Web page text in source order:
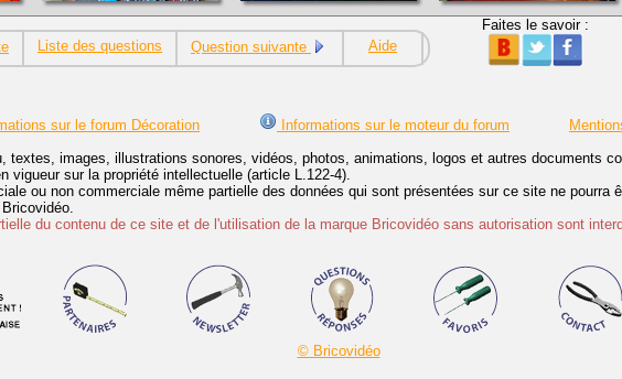
Liste des questions Question suivante Aide
Faites le savoir :
sur le forum Décoration Informations sur le moteur du forum
textes, images, illustrations sonores, vidéos, photos, animations, logos et autres documents
vigueur sur la propriété intellectuelle (article L.122-4).
ou non commerciale même partielle des données qui sont présentées sur ce site ne pourra
du contenu de ce site et de l'utilisation de la marque Bricovidéo sans autorisation sont
© Bricovidéo